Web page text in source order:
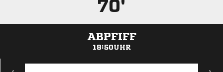
70'
ABPFIFF
18:50UHR
ANZEIGE